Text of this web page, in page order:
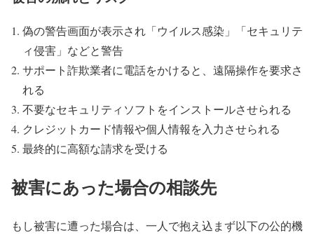
偽の警告画面が表示され「ウイルス感染」「セキュリテ
ィ侵害」などと警告
サポート詐欺業者に電話をかけると、遠隔操作を要求さ
れる
不要なセキュリティソフトをインストールさせられる
クレジットカード情報や個人情報を入力させられる
最終的に高額な請求を受ける
被害にあった場合の相談先
もし被害に遭った場合は、一人で抱え込まず以下の公的機